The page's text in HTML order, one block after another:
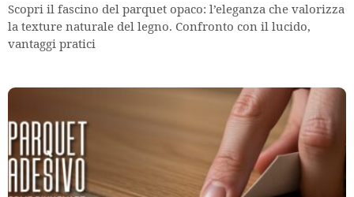
Scopri il fascino del parquet opaco: l’eleganza che valorizza
la texture naturale del legno. Confronto con il lucido,
vantaggi pratici